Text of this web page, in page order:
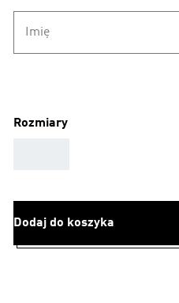
Imię
Rozmiary
Dodaj do koszyka